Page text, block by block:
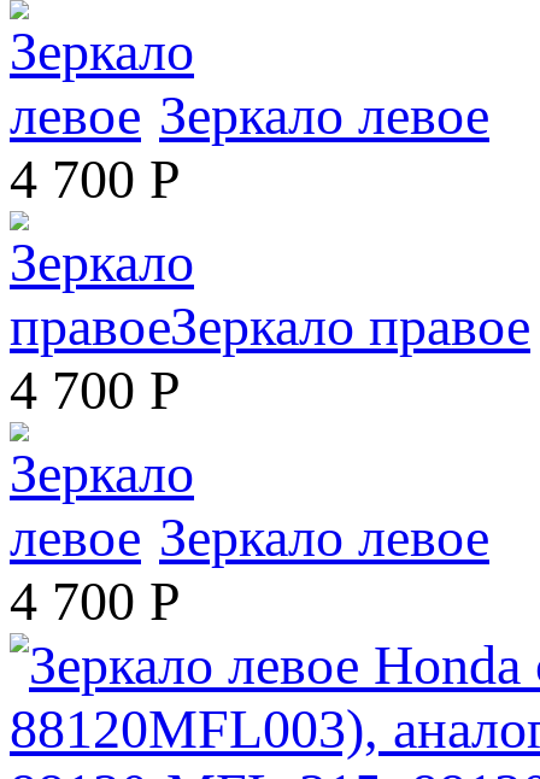
Зеркало левое
4 700 Р
Зеркало правое
4 700 Р
Зеркало левое
4 700 Р